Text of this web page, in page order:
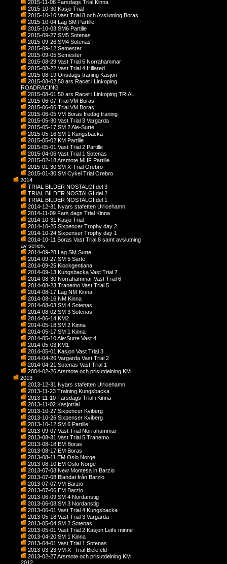
2015-11-08 Farsdags Trial Kinna
2015-10-30 Kasjo Trial
2015-10-10 Vast Trial 8 och Avslutning Boras
2015-10-04 Lag SM Partille
2015-10-03 SM6 Partille
2015-09-27 SM5 Sotenas
2015-09-26 SM4 Sotenas
2015-09-12 Semester
2015-09-05 Semester
2015-08-29 Vast Trial 5 Norrahammar
2015-08-22 Vast Trial 4 Hillared
2015-08-19 Onsdags traning Kasjon
2015-08-02 50 ars Racet i Linkoping
ROADRACING
2015-08-01 50 ars Racet i Linkoping TRIAL
2015-06-07 Trial VM Boras
2015-06-06 Trial VM Boras
2015-06-05 VM Boras fredag traning
2015-05-30 Vast Trial 3 Vargarda
2015-05-17 SM 2 Ale-Surte
2015-05-16 SM 1 Kungsbacka
2015-05-02 KM Partille
2015-05-01 Vast Trial 2 Partille
2015-04-06 Vast Trial 1 Sotenas
2015-02-18 Arsmote MHF Partille
2015-01-30 SM X-Trial Orebro
2015-01-30 SM Cykel Trial Orebro
2014
TRIAL BILDER NOSTALGI del 3
TRIAL BILDER NOSTALGI del 2
TRIAL BILDER NOSTALGI del 1
2014-12-31 Nyars stafetten Ulricehamn
2014-11-09 Fars dags Trial Kinna
2014-10-31 Kasjo Trial
2014-10-25 Sixpencer Trophy day 2
2014-10-24 Sixpenser Trophy day 1
2014-10-11 Boras Vast Trial 8 samt avslutning
av serien.
2014-09-28 Lag SM Surte
2014-09-27 SM 5 Surte
2014-09-25 Klockgentiana
2014-09-13 Kungsbacka Vast Trial 7
2014-08-30 Norrahammar Vast Trial 6
2014-08-23 Tranemo Vast Trial 5
2014-08-17 Lag NM Kinna
2014-08-16 NM Kinna
2014-08-03 SM 4 Sotenas
2014-08-02 SM 3 Sotenas
2014-06-14 KM2
2014-05-18 SM 2 Kinna
2014-05-17 SM 1 Kinna
2014-05-10 Ale:Surte Vast 4
2014-05-03 KM1
2014-05-01 Kasjon Vast Trial 3
2014-04-26 Vargarda Vast Trial 2
2014-04-21 Sotenas Vast Trial 1
2004-02-26 Arsmote och prisutdelning KM
2013
2013-12-31 Nyars stafetten Ulricehamn
2013-11-23 Training Kungsbacka
2013-11-10 Farsdags Trial i Kinna
2013-11-02 Kasjotrial
2013-10-27 Sixpencer Kviberg
2013-10-26 Sixpenser Kviberg
2013-10-12 SM 6 Partille
2013-09-07 Vast Trial Norrahammar
2013-08-31 Vast Trial 5 Tranemo
2013-08-18 EM Boras
2013-08-17 EM Boras
2013-08-11 EM Oslo Norge
2013-08-10 EM Oslo Norge
2013-07-08 New Montesa in Barzio
2013-07-08 Blandat från Barzio
2013-07-07 VM Barzio
2013-07-06 EM Barzio
2013-06-09 SM 4 Nordanstig
2013-06-08 SM 3 Nordanstig
2013-06-01 Vast Trial 4 Kungsbacka
2013-05-18 Vast Trial 3 Vargarda
2013-05-04 SM 2 Sotenas
2013-05-01 Vast Trial 2 Kasjon Leifs minne
2013-04-20 SM 1 Kinna
2013-04-01 Vast Trial 1 Sotenas
2013-03-23 VM X- Trial Bielefeld
2013-02-27 Arsmote och prisutdelning KM
2012